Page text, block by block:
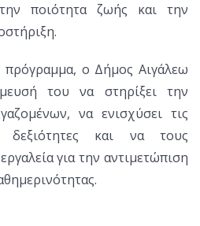
ποιότητα ζωής και την
ο Δήμος Αιγάλεω
του να στηρίξει την
να ενισχύσει τις
δεξιότητες και να τους
για την αντιμετώπιση